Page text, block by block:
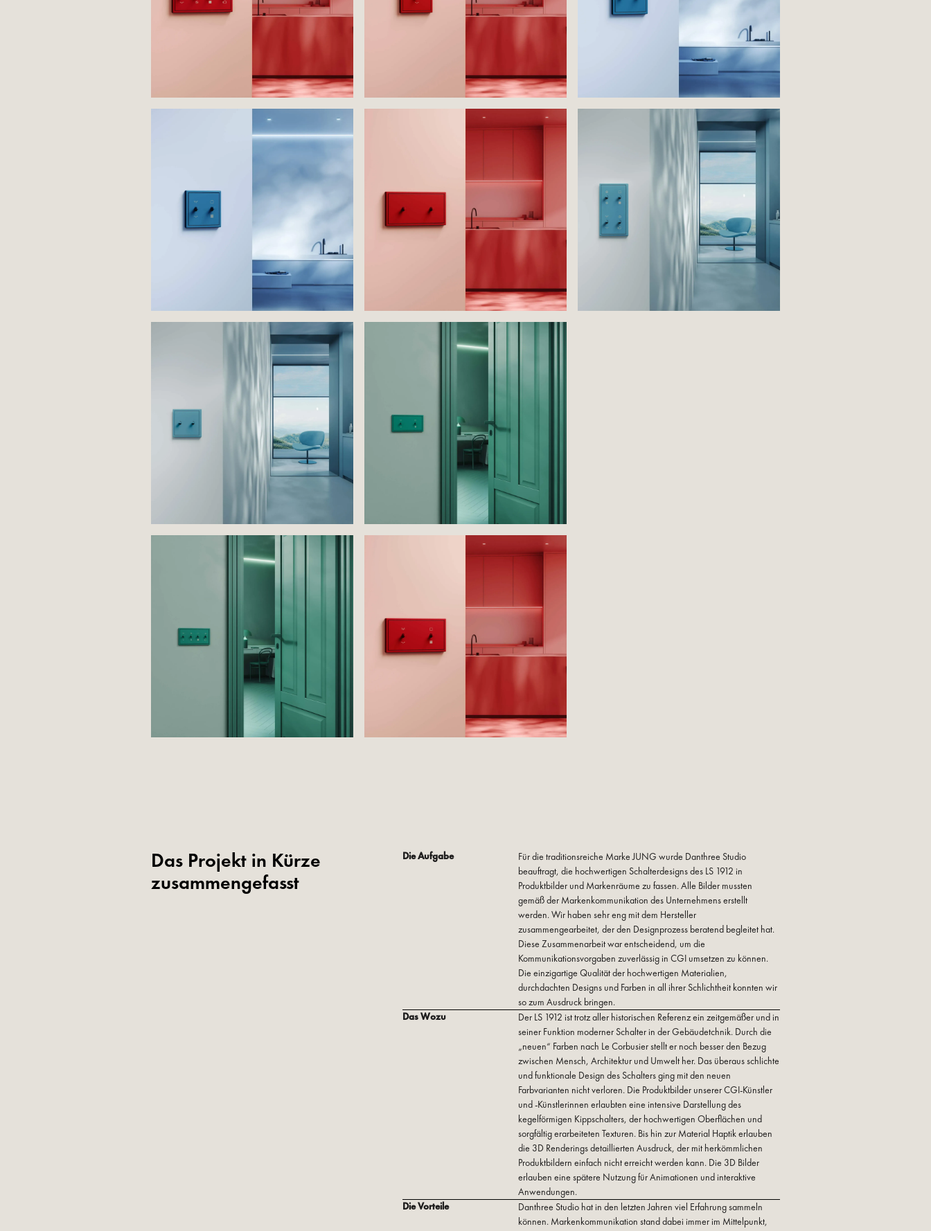
Das Projekt in Kürze
zusammengefasst
Die Aufgabe
Für die traditionsreiche Marke JUNG wurde Danthree Studio
beauftragt, die hochwertigen Schalterdesigns des LS 1912 in
Produktbilder und Markenräume zu fassen. Alle Bilder mussten
gemäß der Markenkommunikation des Unternehmens erstellt
werden. Wir haben sehr eng mit dem Hersteller
zusammengearbeitet, der den Designprozess beratend begleitet hat.
Diese Zusammenarbeit war entscheidend, um die
Kommunikationsvorgaben zuverlässig in CGI umsetzen zu können.
Die einzigartige Qualität der hochwertigen Materialien,
durchdachten Designs und Farben in all ihrer Schlichtheit konnten wir
so zum Ausdruck bringen.
Das Wozu
Der LS 1912 ist trotz aller historischen Referenz ein zeitgemäßer und in
seiner Funktion moderner Schalter in der Gebäudetchnik. Durch die
„neuen“ Farben nach Le Corbusier stellt er noch besser den Bezug
zwischen Mensch, Architektur und Umwelt her. Das überaus schlichte
und funktionale Design des Schalters ging mit den neuen
Farbvarianten nicht verloren. Die Produktbilder unserer CGI-Künstler
und -Künstlerinnen erlaubten eine intensive Darstellung des
kegelförmigen Kippschalters, der hochwertigen Oberflächen und
sorgfältig erarbeiteten Texturen. Bis hin zur Material Haptik erlauben
die 3D Renderings detaillierten Ausdruck, der mit herkömmlichen
Produktbildern einfach nicht erreicht werden kann. Die 3D Bilder
erlauben eine spätere Nutzung für Animationen und interaktive
Anwendungen.
Die Vorteile
Danthree Studio hat in den letzten Jahren viel Erfahrung sammeln
können. Markenkommunikation stand dabei immer im Mittelpunkt,